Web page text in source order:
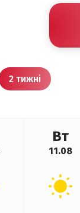
2 тижні
Вт
11.08